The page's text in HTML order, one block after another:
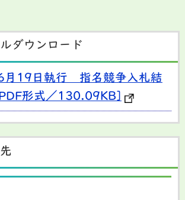
ダウンロード
月19日執行 指名競争入札結
形式／130.09KB]